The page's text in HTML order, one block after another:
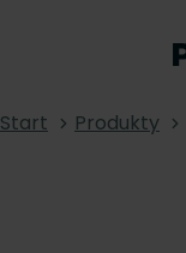
Start Produkty